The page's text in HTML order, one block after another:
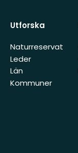
Utforska
Naturreservat
Leder
Län
Kommuner